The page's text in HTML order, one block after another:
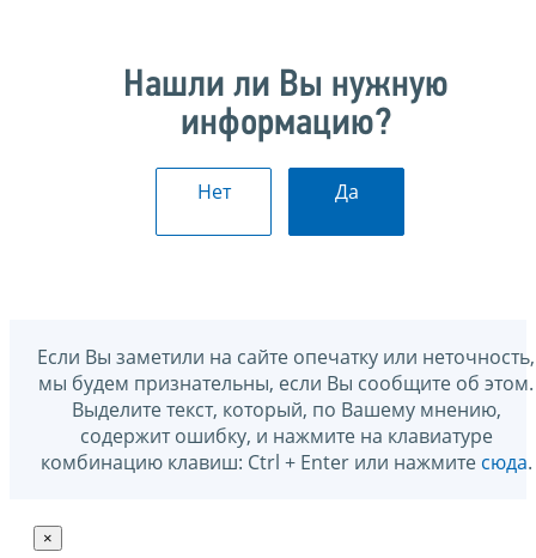
Нашли ли Вы нужную
информацию?
Нет Да
Если Вы заметили на сайте опечатку или неточность,
мы будем признательны, если Вы сообщите об этом.
Выделите текст, который, по Вашему мнению,
содержит ошибку, и нажмите на клавиатуре
комбинацию клавиш: Ctrl + Enter или нажмите сюда.
×